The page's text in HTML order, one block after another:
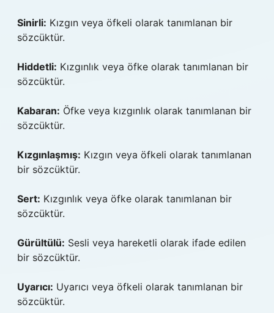
Sinirli: Kızgın veya öfkeli olarak tanımlanan bir
sözcüktür.
Hiddetli: Kızgınlık veya öfke olarak tanımlanan bir
sözcüktür.
Kabaran: Öfke veya kızgınlık olarak tanımlanan bir
sözcüktür.
Kızgınlaşmış: Kızgın veya öfkeli olarak tanımlanan
bir sözcüktür.
Sert: Kızgınlık veya öfke olarak tanımlanan bir
sözcüktür.
Gürültülü: Sesli veya hareketli olarak ifade edilen
bir sözcüktür.
Uyarıcı: Uyarıcı veya öfkeli olarak tanımlanan bir
sözcüktür.